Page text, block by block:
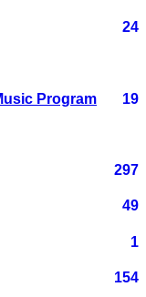
24
Program 19
297
49
1
154